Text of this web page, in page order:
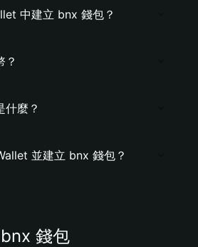
中建立 bnx 錢包？
？
麼？
並建立 bnx 錢包？
錢包